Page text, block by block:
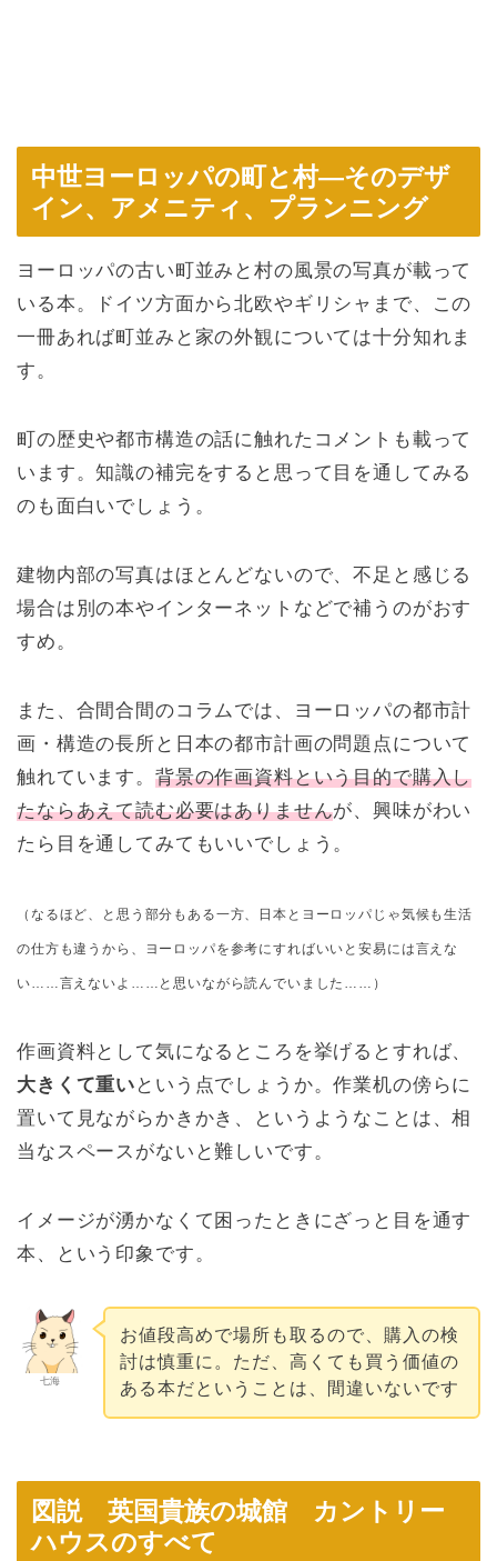
中世ヨーロッパの町と村―そのデザ
イン、アメニティ、プランニング
ヨーロッパの古い町並みと村の風景の写真が載って
いる本。ドイツ方面から北欧やギリシャまで、この
一冊あれば町並みと家の外観については十分知れま
す。
町の歴史や都市構造の話に触れたコメントも載って
います。知識の補完をすると思って目を通してみる
のも面白いでしょう。
建物内部の写真はほとんどないので、不足と感じる
場合は別の本やインターネットなどで補うのがおす
すめ。
また、合間合間のコラムでは、ヨーロッパの都市計
画・構造の長所と日本の都市計画の問題点について
触れています。 背景の作画資料という目的で購入し
たならあえて読む必要はありませんが、興味がわい
たら目を通してみてもいいでしょう。
（なるほど、と思う部分もある一方、日本とヨーロッパじゃ気候も生活
の仕方も違うから、ヨーロッパを参考にすればいいと安易には言えな
い……言えないよ……と思いながら読んでいました……）
作画資料として気になるところを挙げるとすれば、
大きくて重い という点でしょうか。作業机の傍らに
置いて見ながらかきかき、というようなことは、相
当なスペースがないと難しいです。
イメージが湧かなくて困ったときにざっと目を通す
本、という印象です。
七海
お値段高めで場所も取るので、購入の検
討は慎重に。ただ、高くても買う価値の
ある本だということは、間違いないです
図説 英国貴族の城館 カントリー
ハウスのすべて